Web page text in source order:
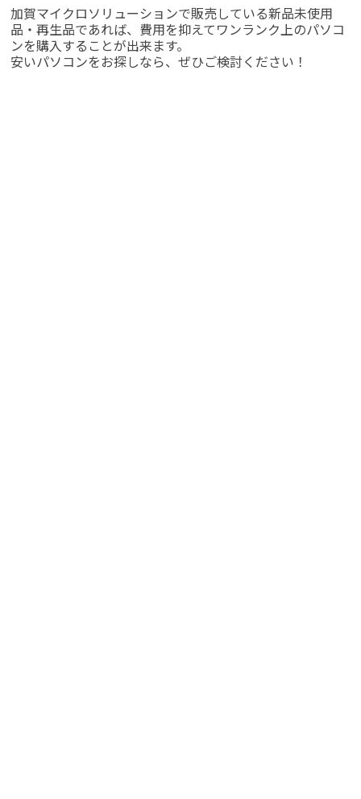
加賀マイクロソリューションで販売している新品未使用
品・再生品であれば、費用を抑えてワンランク上のパソコ
ンを購入することが出来ます。
安いパソコンをお探しなら、ぜひご検討ください！